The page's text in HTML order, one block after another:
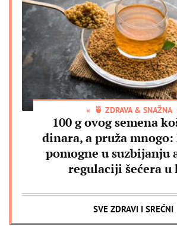
🍵 ZDRAVA & SNAŽNA
100 g ovog semena
dinara, a pruža mnogo:
pomogne u suzbijanju
regulaciji šećera
SVE ZDRAVI I SREĆNI